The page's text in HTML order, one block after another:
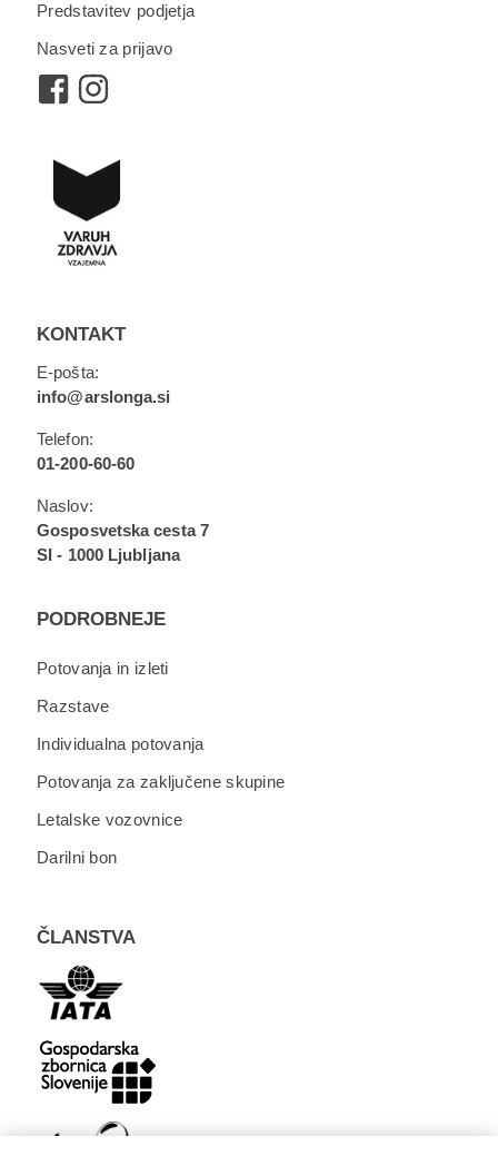
Predstavitev podjetja
Nasveti za prijavo
KONTAKT
E-pošta:
info@arslonga.si
Telefon:
01-200-60-60
Naslov:
Gosposvetska cesta 7
SI - 1000 Ljubljana
PODROBNEJE
Potovanja in izleti
Razstave
Individualna potovanja
Potovanja za zaključene skupine
Letalske vozovnice
Darilni bon
ČLANSTVA